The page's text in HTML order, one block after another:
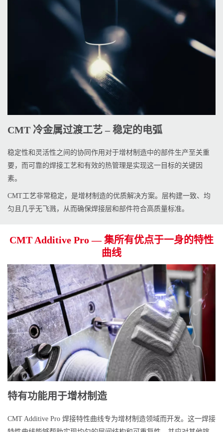
CMT 冷金属过渡工艺 – 稳定的电弧
稳定性和灵活性之间的协同作用对于增材制造中的部件生产至关重
要，而可靠的焊接工艺和有效的热管理是实现这一目标的关键因
素。
CMT工艺非常稳定，是增材制造的优质解决方案。层构建一致、均
匀且几乎无飞溅，从而确保焊接层和部件符合高质量标准。
CMT Additive Pro — 集所有优点于一身的特性
曲线
特有功能用于增材制造
CMT Additive Pro 焊接特性曲线专为增材制造领域而开发。这一焊接